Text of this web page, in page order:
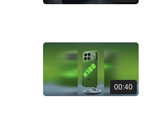
00:40